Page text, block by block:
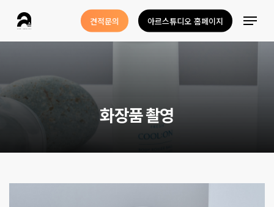
견적문의 아르스튜디오 홈페이지
Menu
화장품촬영
Close